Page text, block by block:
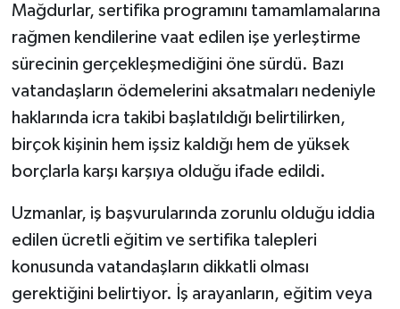
Mağdurlar, sertifika programını tamamlamalarına
rağmen kendilerine vaat edilen işe yerleştirme
sürecinin gerçekleşmediğini öne sürdü. Bazı
vatandaşların ödemelerini aksatmaları nedeniyle
haklarında icra takibi başlatıldığı belirtilirken,
birçok kişinin hem işsiz kaldığı hem de yüksek
borçlarla karşı karşıya olduğu ifade edildi.
Uzmanlar, iş başvurularında zorunlu olduğu iddia
edilen ücretli eğitim ve sertifika talepleri
konusunda vatandaşların dikkatli olması
gerektiğini belirtiyor. İş arayanların, eğitim veya